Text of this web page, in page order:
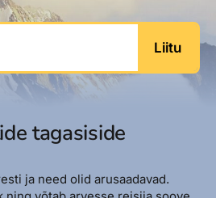
Liitu
tagasiside
ja need olid arusaadavad.